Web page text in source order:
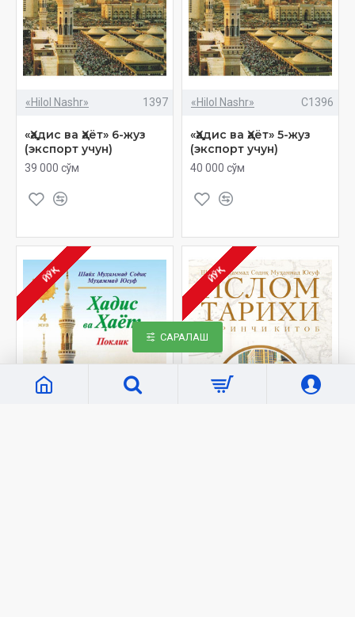
«Hilol Nashr» 1397
«Ҳадис ва Ҳаёт» 6-жуз
(экспорт учун)
39 000 сўм
«Hilol Nashr» C1396
«Ҳадис ва Ҳаёт» 5-жуз
(экспорт учун)
40 000 сўм
ЙЎҚ ЙЎҚ
САРАЛАШ